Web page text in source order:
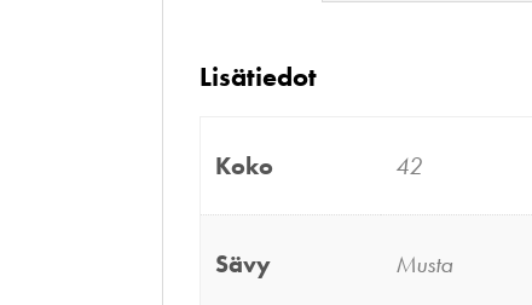
Lisätiedot
Koko 42
Sävy Musta